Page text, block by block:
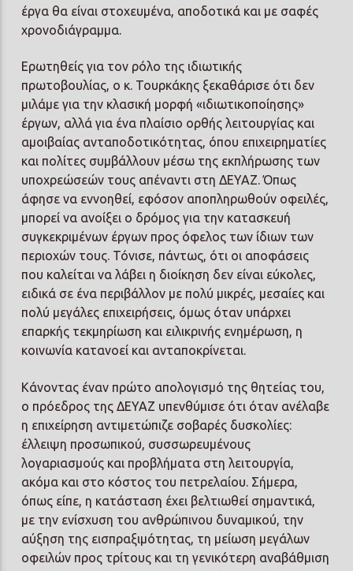
έργα θα είναι στοχευμένα, αποδοτικά και με σαφές
χρονοδιάγραμμα.
Ερωτηθείς για τον ρόλο της ιδιωτικής
πρωτοβουλίας, ο κ. Τουρκάκης ξεκαθάρισε ότι δεν
μιλάμε για την κλασική μορφή «ιδιωτικοποίησης»
έργων, αλλά για ένα πλαίσιο ορθής λειτουργίας και
αμοιβαίας ανταποδοτικότητας, όπου επιχειρηματίες
και πολίτες συμβάλλουν μέσω της εκπλήρωσης των
υποχρεώσεών τους απέναντι στη ΔΕΥΑΖ. Όπως
άφησε να εννοηθεί, εφόσον αποπληρωθούν οφειλές,
μπορεί να ανοίξει ο δρόμος για την κατασκευή
συγκεκριμένων έργων προς όφελος των ίδιων των
περιοχών τους. Τόνισε, πάντως, ότι οι αποφάσεις
που καλείται να λάβει η διοίκηση δεν είναι εύκολες,
ειδικά σε ένα περιβάλλον με πολύ μικρές, μεσαίες και
πολύ μεγάλες επιχειρήσεις, όμως όταν υπάρχει
επαρκής τεκμηρίωση και ειλικρινής ενημέρωση, η
κοινωνία κατανοεί και ανταποκρίνεται.
Κάνοντας έναν πρώτο απολογισμό της θητείας του,
ο πρόεδρος της ΔΕΥΑΖ υπενθύμισε ότι όταν ανέλαβε
η επιχείρηση αντιμετώπιζε σοβαρές δυσκολίες:
έλλειψη προσωπικού, συσσωρευμένους
λογαριασμούς και προβλήματα στη λειτουργία,
ακόμα και στο κόστος του πετρελαίου. Σήμερα,
όπως είπε, η κατάσταση έχει βελτιωθεί σημαντικά,
με την ενίσχυση του ανθρώπινου δυναμικού, την
αύξηση της εισπραξιμότητας, τη μείωση μεγάλων
οφειλών προς τρίτους και τη γενικότερη αναβάθμιση